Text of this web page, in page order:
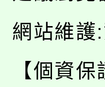
網站維護
【個資保